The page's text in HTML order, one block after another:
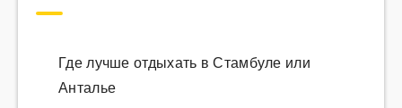
Где лучше отдыхать в Стамбуле или
Анталье